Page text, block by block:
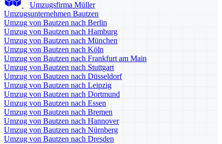
Umzugsfirma Müller
Umzugsunternehmen Bautzen
Umzug von Bautzen nach Berlin
Umzug von Bautzen nach Hamburg
Umzug von Bautzen nach München
Umzug von Bautzen nach Köln
Umzug von Bautzen nach Frankfurt am Main
Umzug von Bautzen nach Stuttgart
Umzug von Bautzen nach Düsseldorf
Umzug von Bautzen nach Leipzig
Umzug von Bautzen nach Dortmund
Umzug von Bautzen nach Essen
Umzug von Bautzen nach Bremen
Umzug von Bautzen nach Hannover
Umzug von Bautzen nach Nürnberg
Umzug von Bautzen nach Dresden